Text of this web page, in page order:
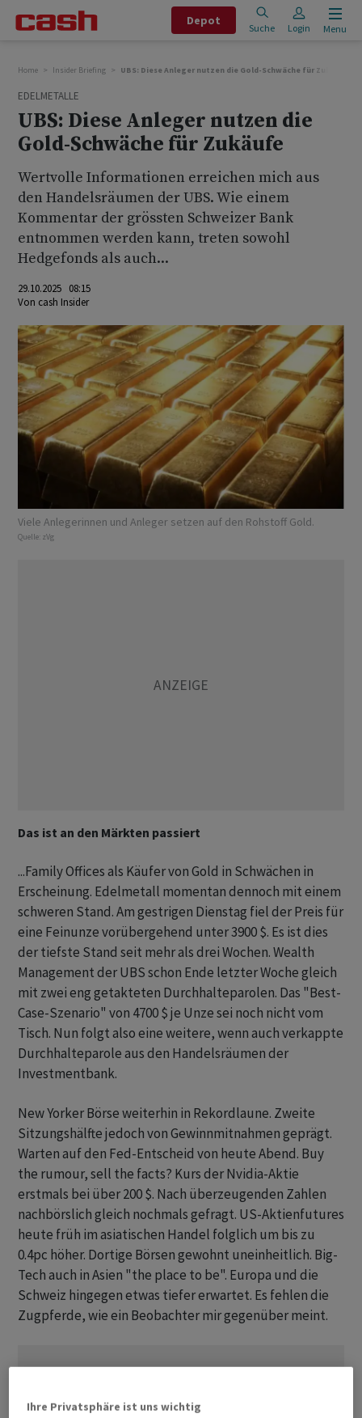
Depot
Suche Login Menu
Home Insider Briefing UBS: Diese Anleger nutzen die Gold-Schwäche für Zukäufe
EDELMETALLE
UBS: Diese Anleger nutzen die
Gold-Schwäche für Zukäufe
Wertvolle Informationen erreichen mich aus
den Handelsräumen der UBS. Wie einem
Kommentar der grössten Schweizer Bank
entnommen werden kann, treten sowohl
Hedgefonds als auch...
29.10.2025 08:15
Von cash Insider
Viele Anlegerinnen und Anleger setzen auf den Rohstoff Gold.
Quelle: zVg
Das ist an den Märkten passiert
...Family Offices als Käufer von Gold in Schwächen in
Erscheinung. Edelmetall momentan dennoch mit einem
schweren Stand. Am gestrigen Dienstag fiel der Preis für
eine Feinunze vorübergehend unter 3900 $. Es ist dies
der tiefste Stand seit mehr als drei Wochen. Wealth
Management der UBS schon Ende letzter Woche gleich
mit zwei eng getakteten Durchhalteparolen. Das "Best-
Case-Szenario" von 4700 $ je Unze sei noch nicht vom
Tisch. Nun folgt also eine weitere, wenn auch verkappte
Durchhalteparole aus den Handelsräumen der
Investmentbank.
New Yorker Börse weiterhin in Rekordlaune. Zweite
Sitzungshälfte jedoch von Gewinnmitnahmen geprägt.
Warten auf den Fed-Entscheid von heute Abend. Buy
the rumour, sell the facts? Kurs der Nvidia-Aktie
erstmals bei über 200 $. Nach überzeugenden Zahlen
nachbörslich gleich nochmals gefragt. US-Aktienfutures
heute früh im asiatischen Handel folglich um bis zu
0.4pc höher. Dortige Börsen gewohnt uneinheitlich. Big-
Tech auch in Asien "the place to be". Europa und die
Schweiz hingegen etwas tiefer erwartet. Es fehlen die
Zugpferde, wie ein Beobachter mir gegenüber meint.
Ihre Privatsphäre ist uns wichtig